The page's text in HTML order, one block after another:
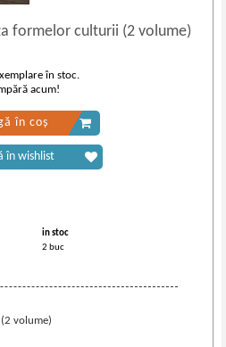
formelor culturii (2 volume)
in stoc
2 buc
volume)
în stoc.
acum!
în coș
în wishlist